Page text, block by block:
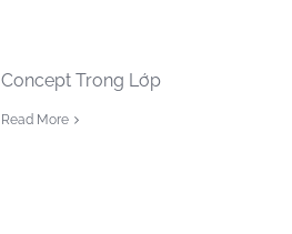
Concept Trong Lớp
Read More